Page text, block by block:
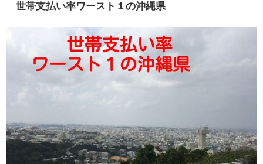
世帯支払い率ワースト１の沖縄県